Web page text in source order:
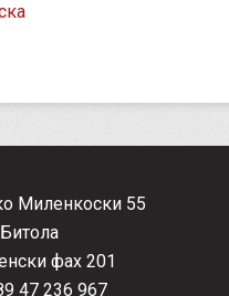
Миленкоски 55
фах 201
47 236 967